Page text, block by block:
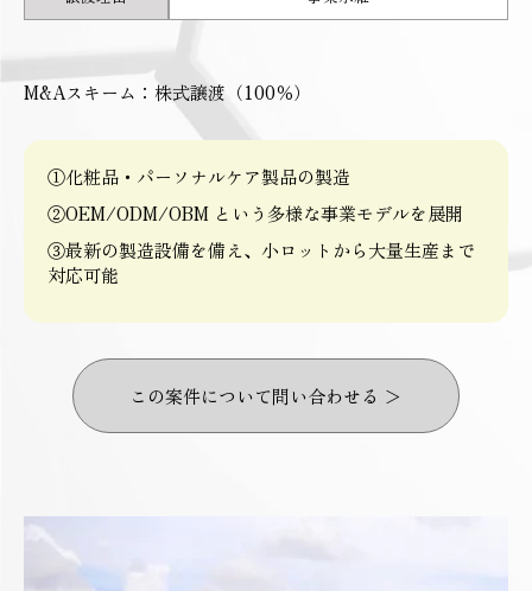
M&Aスキーム：株式譲渡（100％）
①化粧品・パーソナルケア製品の製造
②OEM/ODM/OBM という多様な事業モデルを展開
③最新の製造設備を備え、小ロットから大量生産まで
対応可能
この案件について問い合わせる ＞